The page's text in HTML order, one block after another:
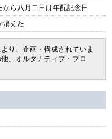
から八月二日は年配記念日
消えた
り、企画・構成されていま
、オルタナティブ・ブロ